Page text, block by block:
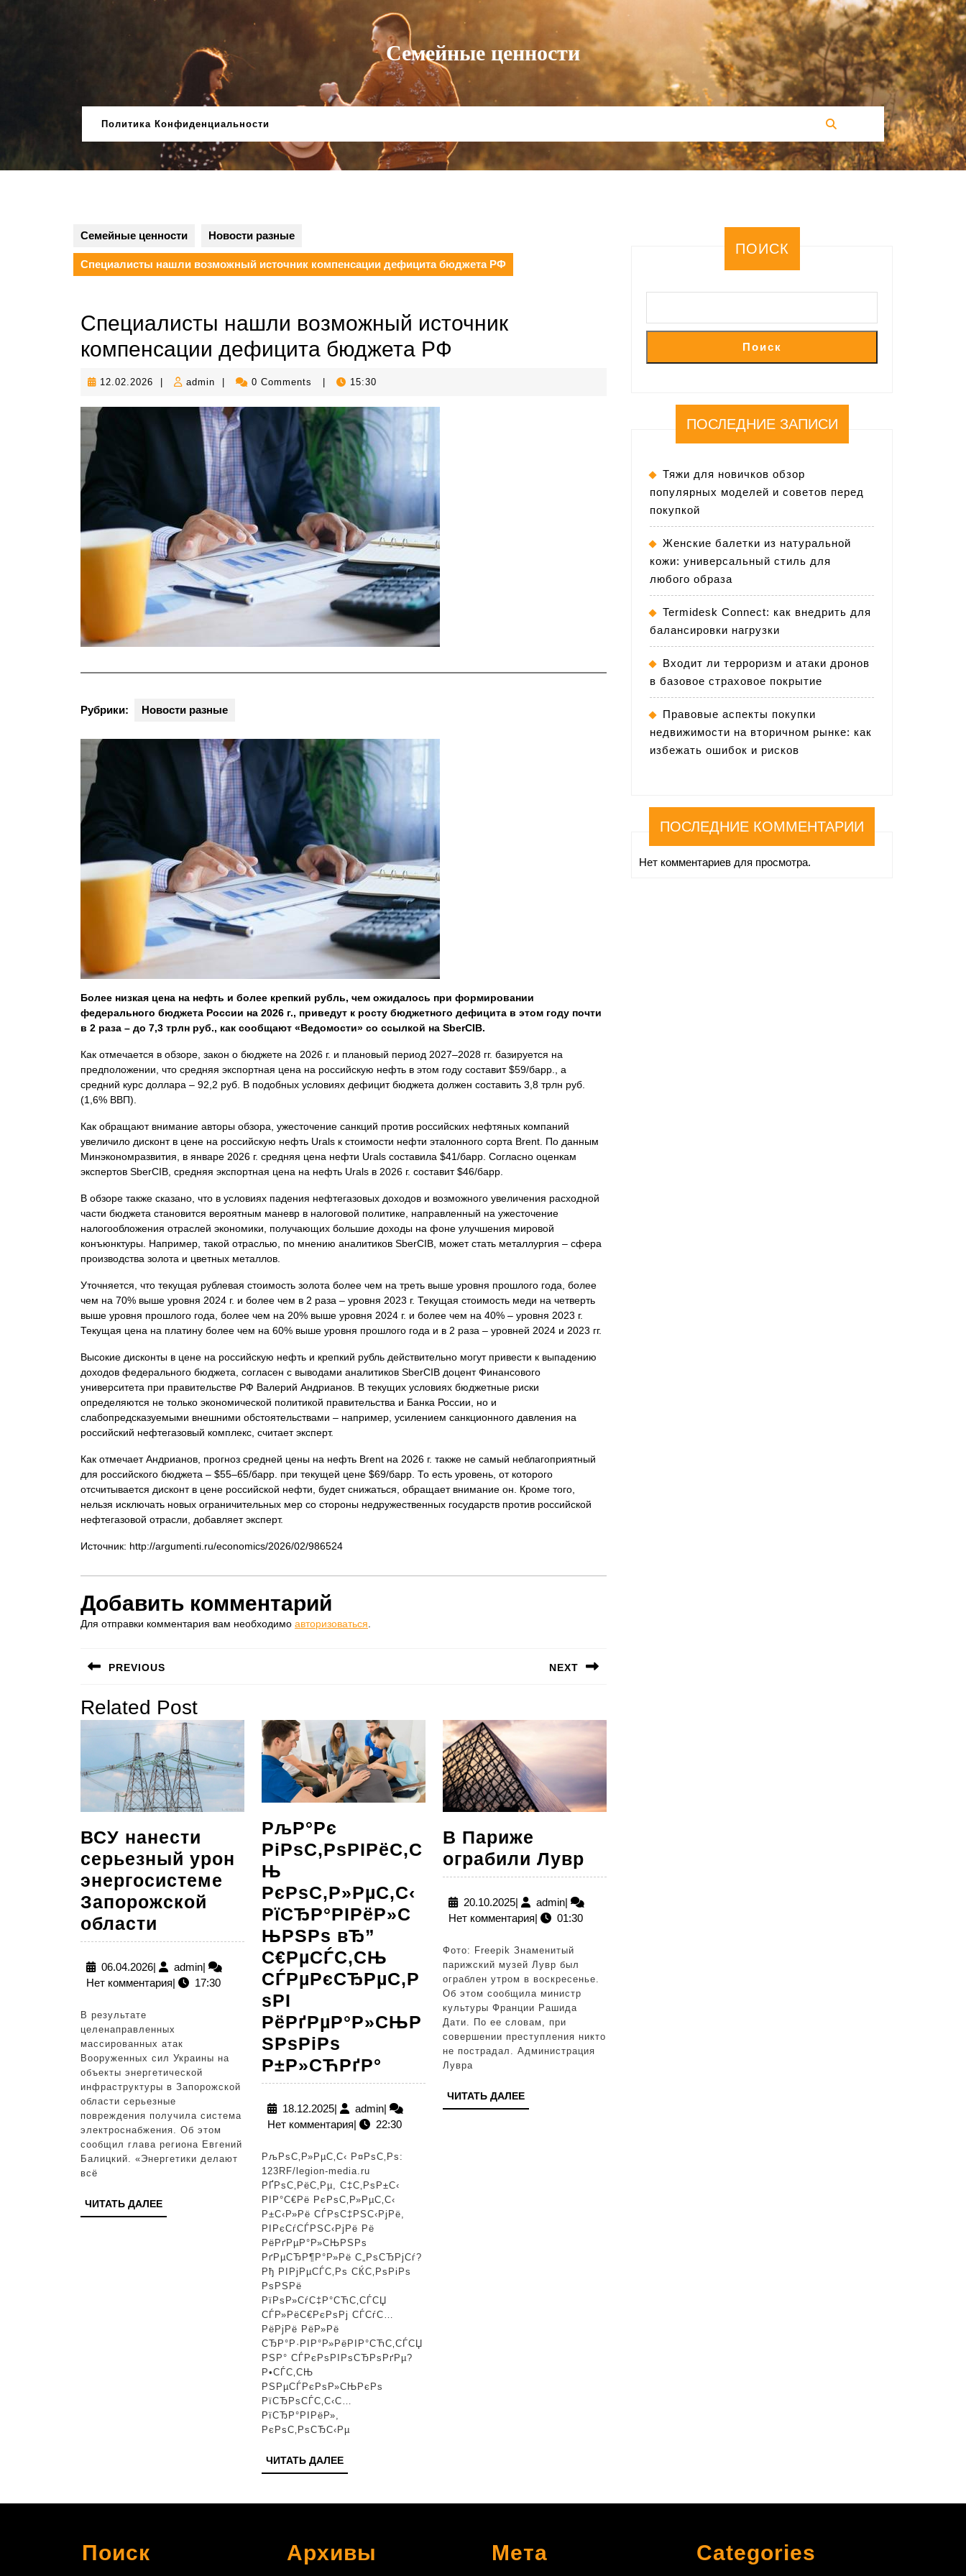
Семейные ценности
Политика Конфиденциальности
Семейные ценности Новости разные
Специалисты нашли возможный источник компенсации дефицита бюджета РФ
Специалисты нашли возможный источник
компенсации дефицита бюджета РФ
12.02.2026 12.02.2026
admin admin 0 Comments 15:30
Рубрики: Новости разные
Более низкая цена на нефть и более крепкий рубль, чем ожидалось при формировании
федерального бюджета России на 2026 г., приведут к росту бюджетного дефицита в этом году почти
в 2 раза – до 7,3 трлн руб., как сообщают «Ведомости» со ссылкой на SberCIB.
Как отмечается в обзоре, закон о бюджете на 2026 г. и плановый период 2027–2028 гг. базируется на
предположении, что средняя экспортная цена на российскую нефть в этом году составит $59/барр., а
средний курс доллара – 92,2 руб. В подобных условиях дефицит бюджета должен составить 3,8 трлн руб.
(1,6% ВВП).
Как обращают внимание авторы обзора, ужесточение санкций против российских нефтяных компаний
увеличило дисконт в цене на российскую нефть Urals к стоимости нефти эталонного сорта Brent. По данным
Минэкономразвития, в январе 2026 г. средняя цена нефти Urals составила $41/барр. Согласно оценкам
экспертов SberCIB, средняя экспортная цена на нефть Urals в 2026 г. составит $46/барр.
В обзоре также сказано, что в условиях падения нефтегазовых доходов и возможного увеличения расходной
части бюджета становится вероятным маневр в налоговой политике, направленный на ужесточение
налогообложения отраслей экономики, получающих большие доходы на фоне улучшения мировой
конъюнктуры. Например, такой отраслью, по мнению аналитиков SberCIB, может стать металлургия – сфера
производства золота и цветных металлов.
Уточняется, что текущая рублевая стоимость золота более чем на треть выше уровня прошлого года, более
чем на 70% выше уровня 2024 г. и более чем в 2 раза – уровня 2023 г. Текущая стоимость меди на четверть
выше уровня прошлого года, более чем на 20% выше уровня 2024 г. и более чем на 40% – уровня 2023 г.
Текущая цена на платину более чем на 60% выше уровня прошлого года и в 2 раза – уровней 2024 и 2023 гг.
Высокие дисконты в цене на российскую нефть и крепкий рубль действительно могут привести к выпадению
доходов федерального бюджета, согласен с выводами аналитиков SberCIB доцент Финансового
университета при правительстве РФ Валерий Андрианов. В текущих условиях бюджетные риски
определяются не только экономической политикой правительства и Банка России, но и
слабопредсказуемыми внешними обстоятельствами – например, усилением санкционного давления на
российский нефтегазовый комплекс, считает эксперт.
Как отмечает Андрианов, прогноз средней цены на нефть Brent на 2026 г. также не самый неблагоприятный
для российского бюджета – $55–65/барр. при текущей цене $69/барр. То есть уровень, от которого
отсчитывается дисконт в цене российской нефти, будет снижаться, обращает внимание он. Кроме того,
нельзя исключать новых ограничительных мер со стороны недружественных государств против российской
нефтегазовой отрасли, добавляет эксперт.
Источник: http://argumenti.ru/economics/2026/02/986524
Добавить комментарий
Для отправки комментария вам необходимо авторизоваться
Навигация
записям
PREVIOUS
запись:
NEXT
Related Post
ВСУ нанести
серьезный урон
энергосистеме
Запорожской
области
нанести
серьезный
урон
энергосистеме
Запорожской
области
06.04.202606.04.2026
adminadmin
Нет комментария
17:30
В результате
целенаправленных
массированных атак
Вооруженных сил Украины на
объекты энергетической
инфраструктуры в Запорожской
области серьезные
повреждения получила система
электроснабжения. Об этом
сообщил глава региона Евгений
Балицкий. «Энергетики делают
всё
ЧИТАТЬ ДАЛЕЕЧИТАТЬ
ДАЛЕЕ
РљР°Рє
РіРѕС‚РѕРІРёС‚С
Њ
РєРѕС‚Р»РµС‚С‹
РїСЂР°РІРёР»С
ЊРЅРѕ вЂ”
С€РµСЃС‚СЊ
СЃРµРєСЂРµС‚Р
ѕРІ
РёРґРµР°Р»СЊР
ЅРѕРіРѕ
Р±Р»СЋРґР° РљР°Рє
РіРѕС‚РѕРІРёС‚СЊ
РєРѕС‚Р»РµС‚С‹
РїСЂР°РІРёР»СЊРЅРѕ
вЂ”
СЃРµРєСЂРµС‚РѕРІ
РёРґРµР°Р»СЊРЅРѕРіРѕ
18.12.202518.12.2025
| adminadmin
|
Нет комментария| 22:30
РљРѕС‚Р»РµС‚С‹ Р¤РѕС‚Рѕ:
123RF/legion-media.ru
РҐРѕС‚РёС‚Рµ, С‡С‚РѕР±С‹
РІР°С€Рё РєРѕС‚Р»РµС‚С‹
Р±С‹Р»Рё СЃРѕС‡РЅС‹РјРё,
РІРєСѓСЃРЅС‹РјРё Рё
РёРґРµР°Р»СЊРЅРѕ
РґРµСЂР¶Р°Р»Рё С„РѕСЂРјСѓ?
Рђ РІРјРµСЃС‚Рѕ СЌС‚РѕРіРѕ
РѕРЅРё
РїРѕР»СѓС‡Р°СЋС‚СЃСЏ
СЃР»РёС€РєРѕРј СЃСѓС…
РёРјРё РёР»Рё
СЂР°Р·РІР°Р»РёРІР°СЋС‚СЃСЏ
РЅР° СЃРєРѕРІРѕСЂРѕРґРµ?
Р•СЃС‚СЊ
РЅРµСЃРєРѕР»СЊРєРѕ
РїСЂРѕСЃС‚С‹С…
РїСЂР°РІРёР»,
РєРѕС‚РѕСЂС‹Рµ
ЧИТАТЬ ДАЛЕЕЧИТАТЬ
ДАЛЕЕ
В Париже
ограбили Лувр
Париже
ограбили
20.10.202520.10.2025
adminadmin
Нет комментария
01:30
Фото: Freepik Знаменитый
парижский музей Лувр был
ограблен утром в воскресенье.
Об этом сообщила министр
культуры Франции Рашида
Дати. По ее словам, при
совершении преступления никто
не пострадал. Администрация
Лувра
ЧИТАТЬ ДАЛЕЕЧИТАТЬ
ДАЛЕЕ
ПОИСК
Поиск
ПОСЛЕДНИЕ ЗАПИСИ
Тяжи для новичков обзор
популярных моделей и советов перед
покупкой
Женские балетки из натуральной
кожи: универсальный стиль для
любого образа
Termidesk Connect: как внедрить для
балансировки нагрузки
Входит ли терроризм и атаки дронов
в базовое страховое покрытие
Правовые аспекты покупки
недвижимости на вторичном рынке: как
избежать ошибок и рисков
ПОСЛЕДНИЕ КОММЕНТАРИИ
Нет комментариев для просмотра.
Поиск Архивы Мета Categories